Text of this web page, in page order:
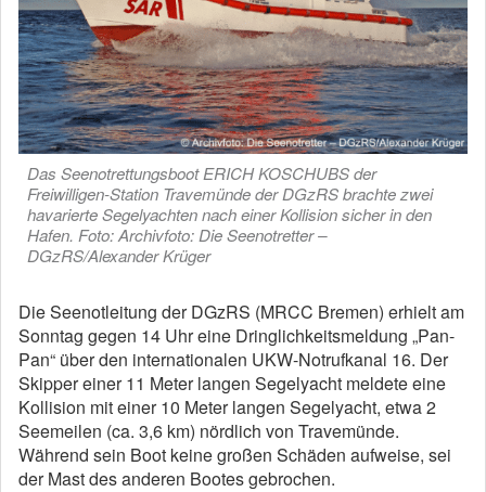
Das Seenotrettungsboot ERICH KOSCHUBS der
Freiwilligen-Station Travemünde der DGzRS brachte zwei
havarierte Segelyachten nach einer Kollision sicher in den
Hafen. Foto: Archivfoto: Die Seenotretter –
DGzRS/Alexander Krüger
Die Seenotleitung der DGzRS (MRCC Bremen) erhielt am
Sonntag gegen 14 Uhr eine Dringlichkeitsmeldung „Pan-
Pan“ über den internationalen UKW-Notrufkanal 16. Der
Skipper einer 11 Meter langen Segelyacht meldete eine
Kollision mit einer 10 Meter langen Segelyacht, etwa 2
Seemeilen (ca. 3,6 km) nördlich von Travemünde.
Während sein Boot keine großen Schäden aufweise, sei
der Mast des anderen Bootes gebrochen.